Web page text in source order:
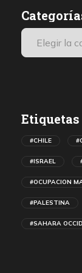
Etiquetas
#CHILE
#ISRAEL
#OCUPACION
#PALESTINA
#SAHARA